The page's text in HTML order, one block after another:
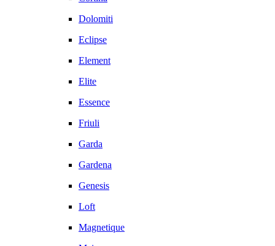
Dolomiti
Eclipse
Element
Elite
Essence
Friuli
Garda
Gardena
Genesis
Loft
Magnetique